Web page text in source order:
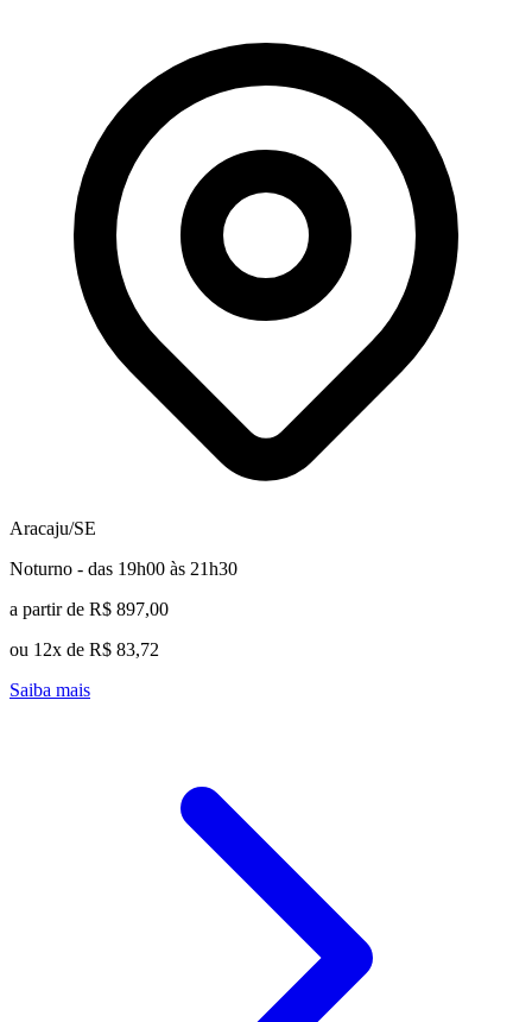
Aracaju/SE
Noturno - das 19h00 às 21h30
a partir de R$ 897,00
ou 12x de R$ 83,72
Saiba mais